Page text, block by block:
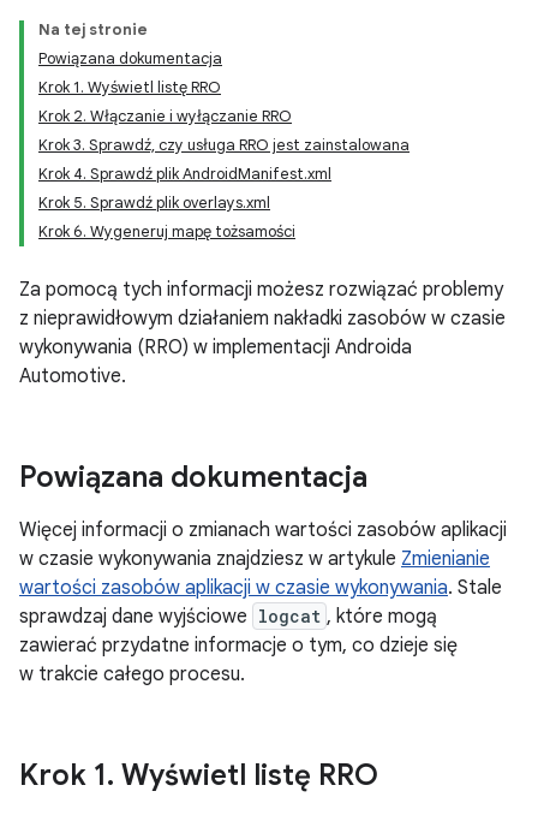
Na tej stronie
Powiązana dokumentacja
Krok 1. Wyświetl listę RRO
Krok 2. Włączanie i wyłączanie RRO
Krok 3. Sprawdź, czy usługa RRO jest zainstalowana
Krok 4. Sprawdź plik AndroidManifest.xml
Krok 5. Sprawdź plik overlays.xml
Krok 6. Wygeneruj mapę tożsamości
Za pomocą tych informacji możesz rozwiązać problemy
z nieprawidłowym działaniem nakładki zasobów w czasie
wykonywania (RRO) w implementacji Androida
Automotive.
Powiązana dokumentacja
Więcej informacji o zmianach wartości zasobów aplikacji
w czasie wykonywania znajdziesz w artykule Zmienianie
wartości zasobów aplikacji w czasie wykonywania. Stale
sprawdzaj dane wyjściowe logcat , które mogą
zawierać przydatne informacje o tym, co dzieje się
w trakcie całego procesu.
Krok 1. Wyświetl listę RRO